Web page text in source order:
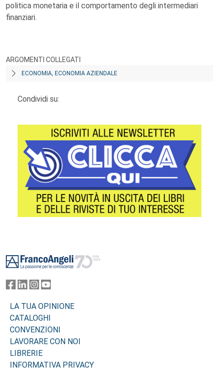
politica monetaria e il comportamento degli intermediari
finanziari.
ARGOMENTI COLLEGATI
ECONOMIA, ECONOMIA AZIENDALE
Condividi su:
LA TUA OPINIONE
CATALOGHI
CONVENZIONI
LAVORARE CON NOI
LIBRERIE
INFORMATIVA PRIVACY